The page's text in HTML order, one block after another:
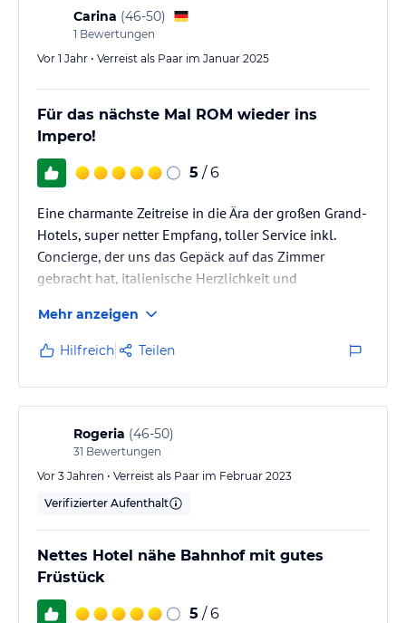
Carina (46-50)
1 Bewertungen
Vor 1 Jahr • Verreist als Paar im Januar 2025
Für das nächste Mal ROM wieder ins
Impero!
5 / 6
Eine charmante Zeitreise in die Ära der großen Grand-
Hotels, super netter Empfang, toller Service inkl.
Concierge, der uns das Gepäck auf das Zimmer
gebracht hat, italienische Herzlichkeit und
Zimmer bekommen haben, um nicht noch länger auf
die offizielle Check-In Zeit warten zu müssen. Das
Zimmer sehr sauber, alles pikkobello, wenn auch
etwas in die Jahre gekommenes Mobiliar - aber das
haben die Spitzen Kissen und Matratzen wieder
rausgerissen. Perfekt für…
Mehr anzeigen
Hilfreich Teilen
Rogeria (46-50)
31 Bewertungen
Vor 3 Jahren • Verreist als Paar im Februar 2023
Verifizierter Aufenthalt
Nettes Hotel nähe Bahnhof mit gutes
Früstück
5 / 6